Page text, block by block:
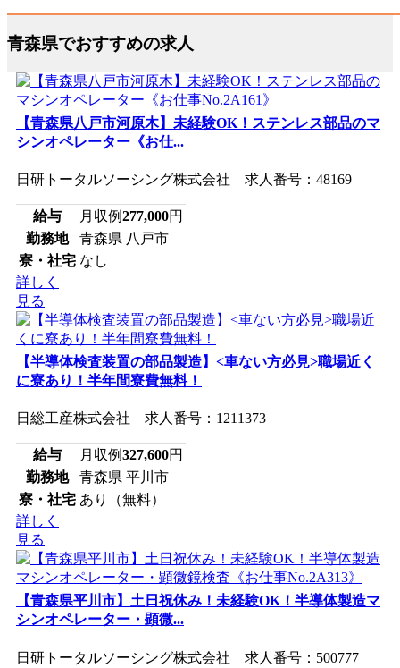
青森県でおすすめの求人
【青森県八戸市河原木】未経験OK！ステンレス部品のマ
シンオペレーター《お仕...
日研トータルソーシング株式会社 求人番号：48169
給与 月収例277,000円
勤務地
青森県 八戸市
寮・社宅 なし
詳しく
見る
【半導体検査装置の部品製造】<車ない方必見>職場近く
に寮あり！半年間寮費無料！
日総工産株式会社 求人番号：1211373
給与 月収例327,600円
勤務地
青森県 平川市
寮・社宅 あり（無料）
詳しく
見る
【青森県平川市】土日祝休み！未経験OK！半導体製造マ
シンオペレーター・顕微...
日研トータルソーシング株式会社 求人番号：500777